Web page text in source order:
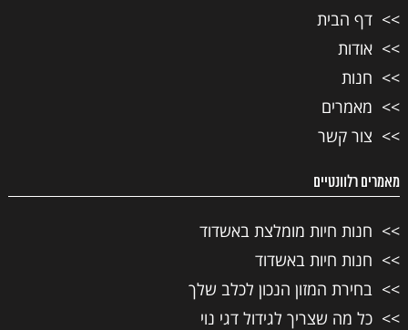
דף הבית
אודות
חנות
מאמרים
צור קשר
מאמרים רלוונטיים
חנות חיות מומלצת באשדוד
חנות חיות באשדוד
בחירת המזון הנכון לכלב שלך
כל מה שצריך לגידול דגי נוי